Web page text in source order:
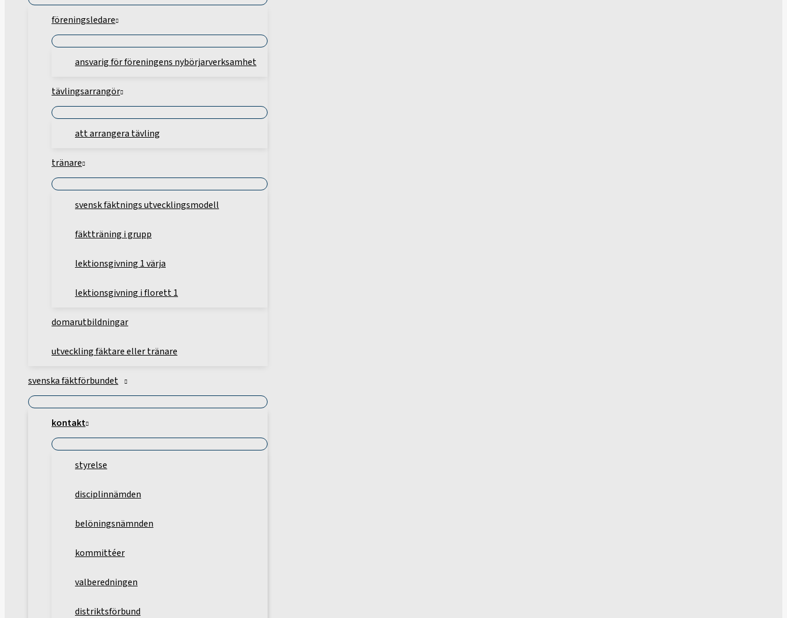
föreningsledare
ansvarig för föreningens nybörjarverksamhet
tävlingsarrangör
att arrangera tävling
tränare
svensk fäktnings utvecklingsmodell
fäktträning i grupp
lektionsgivning 1 värja
lektionsgivning i florett 1
domarutbildningar
utveckling fäktare eller tränare
svenska fäktförbundet
kontakt
styrelse
disciplinnämden
belöningsnämnden
kommittéer
valberedningen
distriktsförbund